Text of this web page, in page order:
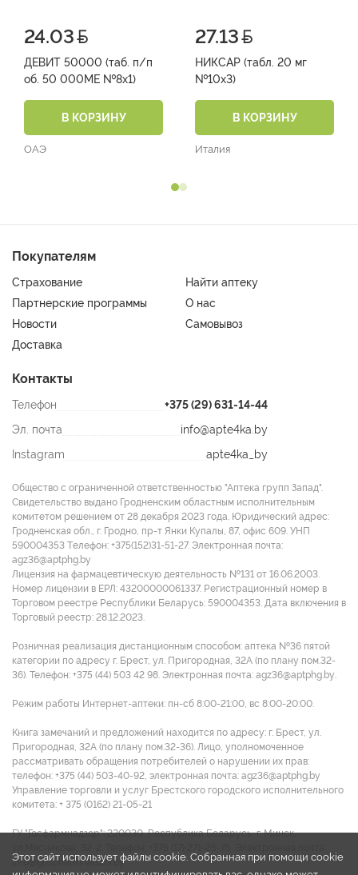
24.03
ДЕВИТ 50000 (таб. п/п
об. 50 000МЕ №8х1)
В КОРЗИНУ
ОАЭ
27.13
НИКСАР (табл. 20 мг
№10х3)
В КОРЗИНУ
Италия
Покупателям
Страхование
Найти аптеку
Партнерские программы
О нас
Новости
Самовывоз
Доставка
Контакты
Телефон
+375 (29) 631-14-44
Эл. почта
info@apte4ka.by
Instagram
apte4ka_by
Общество с ограниченной ответственностью "Аптека групп Запад".
Свидетельство выдано Гродненским областным исполнительным
комитетом решением от 28 декабря 2023 года. Юридический адрес:
Гродненская обл., г. Гродно, пр-т Янки Купалы, 87, офис 609. УНП
590004353 Tелефон: +375(152)31-51-27. Электронная почта:
agz36@aptphg.by
Лицензия на фармацевтическую деятельность №131 от 16.06.2003.
Номер лицензии в ЕРЛ: 43200000061337. Регистрационный номер в
Торговом реестре Республики Беларусь: 590004353. Дата включения в
Торговый реестр: 28.12.2023.
Розничная реализация дистанционным способом: аптека №36 пятой
категории по адресу г. Брест, ул. Пригородная, 32А (по плану пом.32-
36). Телефон: +375 (44) 503 42 98. Электронная почта: agz36@aptphg.by.
Режим работы Интернет-аптеки: пн-сб 8:00-21:00, вс 8:00-20:00.
Книга замечаний и предложений находится по адресу: г. Брест, ул.
Пригородная, 32А (по плану пом.32-36). Лицо, уполномоченное
рассматривать обращения потребителей о нарушении их прав:
телефон: +375 (44) 503-40-92, электронная почта: agz36@aptphg.by
Управление торговли и услуг Брестского городского исполнительного
комитета: + 375 (0162) 21-05-21
ГУ "Госфармнадзор": 220030, Республика Беларусь, г. Минск,
info@gospharmnadzor.by
Этот сайт использует файлы cookie. Собранная при помощи cookie